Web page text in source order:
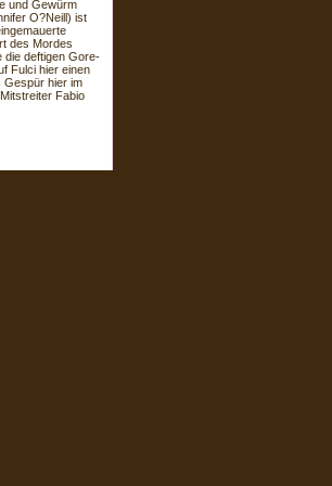
und Gewürm
O?Neill) ist
des Mordes
die deftigen Gore-
Fulci hier einen
Gespür hier im
Fabio